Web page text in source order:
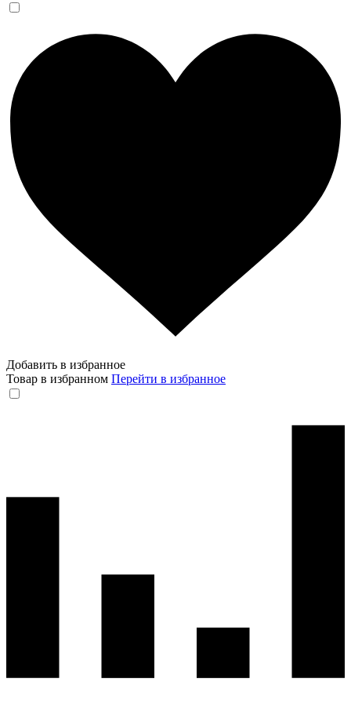
Добавить в избранное
Товар в избранном Перейти в избранное